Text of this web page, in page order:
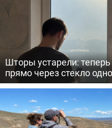
Шторы устарели:
прямо через стекло